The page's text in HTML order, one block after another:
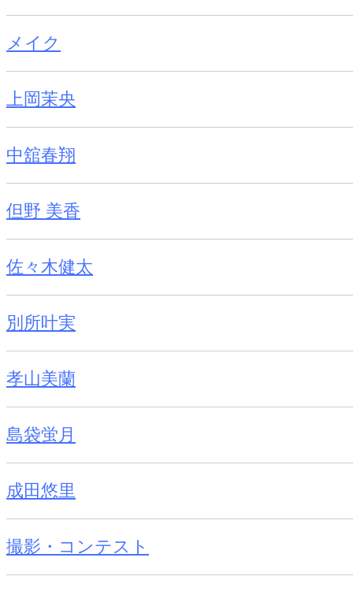
メイク
上岡茉央
中舘春翔
但野 美香
佐々木健太
別所叶実
孝山美蘭
島袋蛍月
成田悠里
撮影・コンテスト